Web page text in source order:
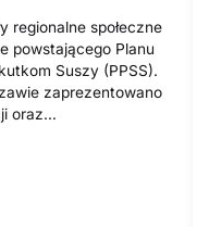
regionalne społeczne
powstającego Planu
Suszy (PPSS).
zaprezentowano
oraz…